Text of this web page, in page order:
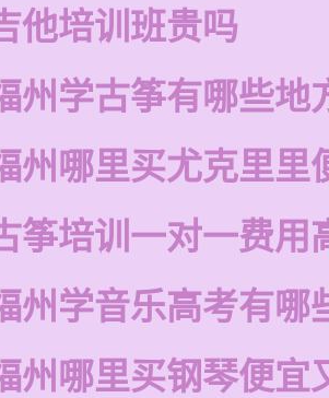
他培训班贵吗
州学古筝有哪些地
州哪里买尤克里里
筝培训一对一费用
州学音乐高考有哪
州哪里买钢琴便宜